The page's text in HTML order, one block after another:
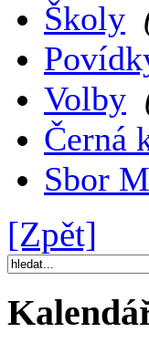
Školy
Volby
Černá
Sbor
[Zpět]